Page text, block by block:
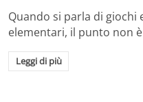
Quando si parla di
elementari, il punto non
Leggi di più